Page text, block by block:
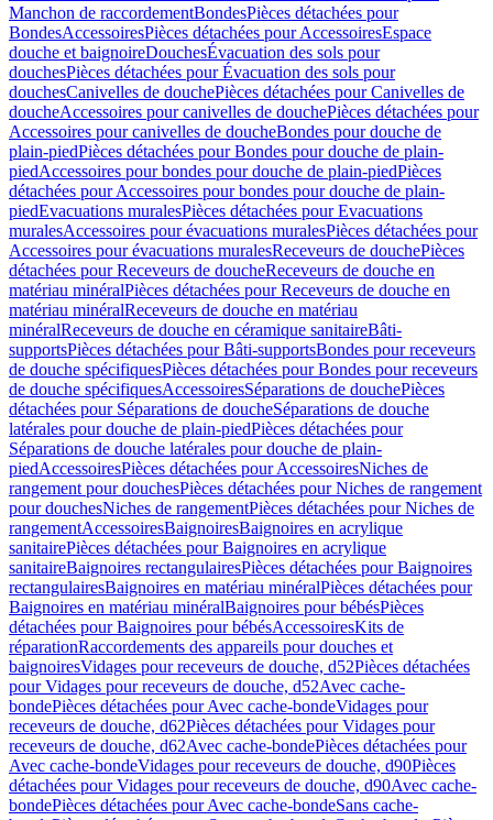
Manchon de raccordementBondesPièces détachées pour
BondesAccessoiresPièces détachées pour AccessoiresEspace
douche et baignoireDouchesÉvacuation des sols pour
douchesPièces détachées pour Évacuation des sols pour
douchesCanivelles de douchePièces détachées pour Canivelles de
doucheAccessoires pour canivelles de douchePièces détachées pour
Accessoires pour canivelles de doucheBondes pour douche de
plain-piedPièces détachées pour Bondes pour douche de plain-
piedAccessoires pour bondes pour douche de plain-piedPièces
détachées pour Accessoires pour bondes pour douche de plain-
piedEvacuations muralesPièces détachées pour Evacuations
muralesAccessoires pour évacuations muralesPièces détachées pour
Accessoires pour évacuations muralesReceveurs de douchePièces
détachées pour Receveurs de doucheReceveurs de douche en
matériau minéralPièces détachées pour Receveurs de douche en
matériau minéralReceveurs de douche en matériau
minéralReceveurs de douche en céramique sanitaireBâti-
supportsPièces détachées pour Bâti-supportsBondes pour receveurs
de douche spécifiquesPièces détachées pour Bondes pour receveurs
de douche spécifiquesAccessoiresSéparations de douchePièces
détachées pour Séparations de doucheSéparations de douche
latérales pour douche de plain-piedPièces détachées pour
Séparations de douche latérales pour douche de plain-
piedAccessoiresPièces détachées pour AccessoiresNiches de
rangement pour douchesPièces détachées pour Niches de rangement
pour douchesNiches de rangementPièces détachées pour Niches de
rangementAccessoiresBaignoiresBaignoires en acrylique
sanitairePièces détachées pour Baignoires en acrylique
sanitaireBaignoires rectangulairesPièces détachées pour Baignoires
rectangulairesBaignoires en matériau minéralPièces détachées pour
Baignoires en matériau minéralBaignoires pour bébésPièces
détachées pour Baignoires pour bébésAccessoiresKits de
réparationRaccordements des appareils pour douches et
baignoiresVidages pour receveurs de douche, d52Pièces détachées
pour Vidages pour receveurs de douche, d52Avec cache-
bondePièces détachées pour Avec cache-bondeVidages pour
receveurs de douche, d62Pièces détachées pour Vidages pour
receveurs de douche, d62Avec cache-bondePièces détachées pour
Avec cache-bondeVidages pour receveurs de douche, d90Pièces
détachées pour Vidages pour receveurs de douche, d90Avec cache-
bondePièces détachées pour Avec cache-bondeSans cache-